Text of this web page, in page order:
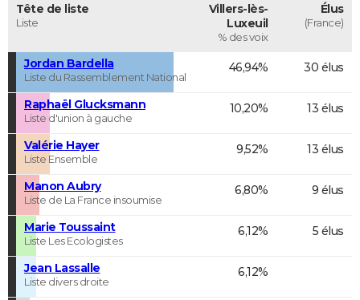
Tête de liste
Liste
Villers-lès-
Luxeuil
% des voix
Élus
(France)
Jordan Bardella
Liste du Rassemblement National
46,94% 30 élus
Raphaël Glucksmann
Liste d'union à gauche
10,20% 13 élus
Valérie Hayer
Liste Ensemble
9,52% 13 élus
Manon Aubry
Liste de La France insoumise
6,80% 9 élus
Marie Toussaint
Liste Les Ecologistes
6,12% 5 élus
Jean Lassalle
Liste divers droite
6,12%